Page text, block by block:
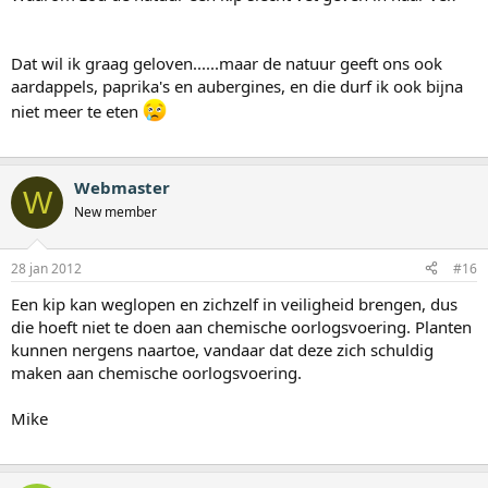
Dat wil ik graag geloven......maar de natuur geeft ons ook
aardappels, paprika's en aubergines, en die durf ik ook bijna
niet meer te eten
W Webmaster
New member
28 jan 2012 #16
Een kip kan weglopen en zichzelf in veiligheid brengen, dus
die hoeft niet te doen aan chemische oorlogsvoering. Planten
kunnen nergens naartoe, vandaar dat deze zich schuldig
maken aan chemische oorlogsvoering.
Mike